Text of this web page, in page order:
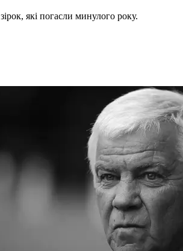
які погасли минулого року.